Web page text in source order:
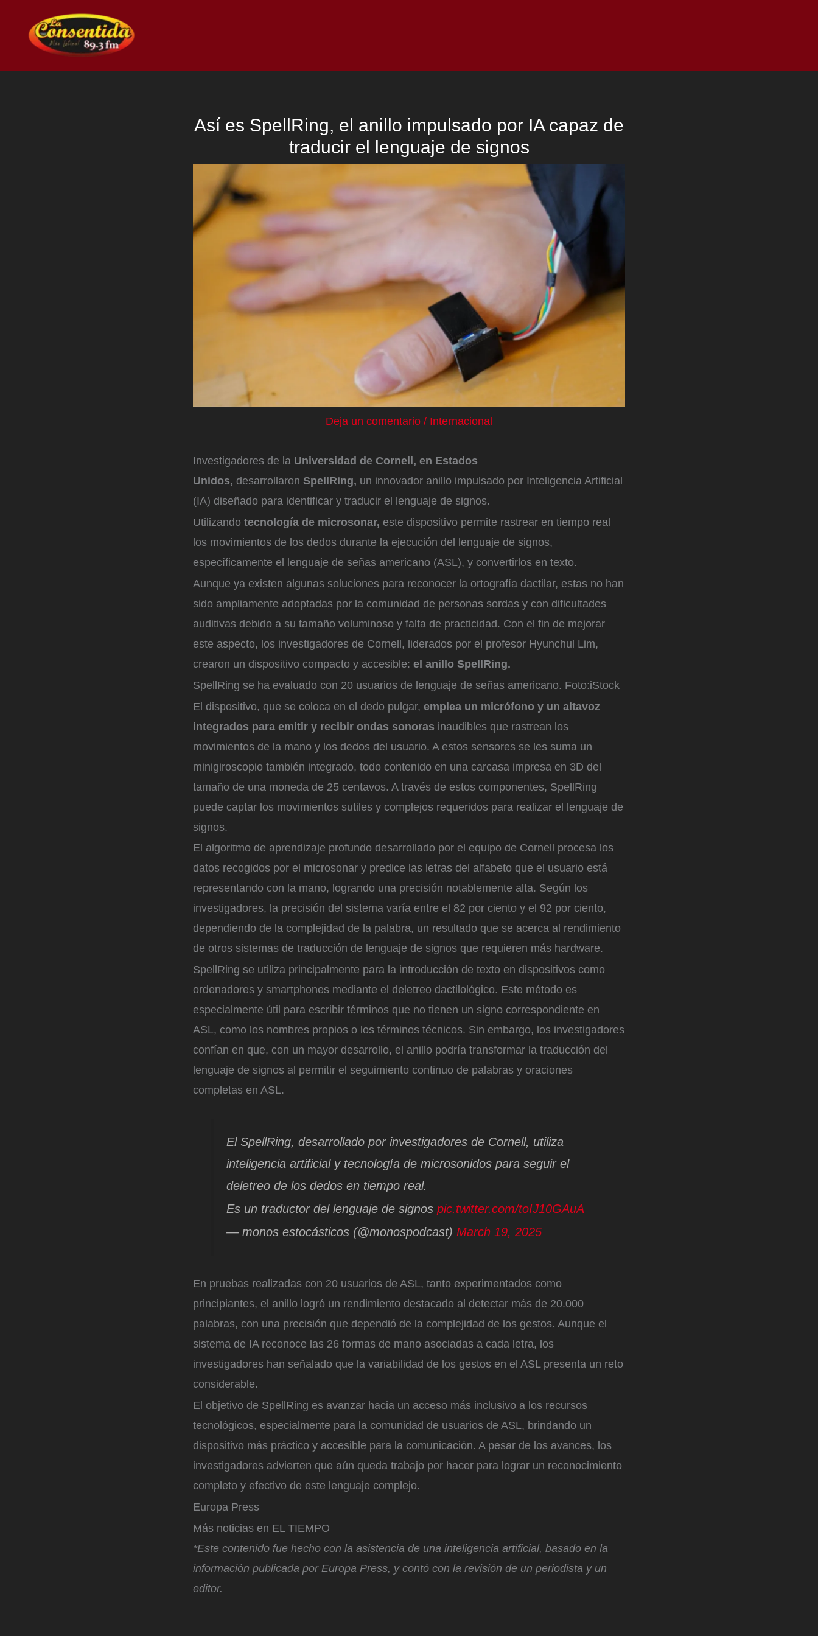
contenido
Así es SpellRing, el anillo impulsado por IA capaz de
traducir el lenguaje de signos
Deja un comentario / Internacional
Investigadores de la Universidad de Cornell, en Estados
Unidos, desarrollaron SpellRing, un innovador anillo impulsado por Inteligencia Artificial
(IA) diseñado para identificar y traducir el lenguaje de signos.
Utilizando tecnología de microsonar, este dispositivo permite rastrear en tiempo real
los movimientos de los dedos durante la ejecución del lenguaje de signos,
específicamente el lenguaje de señas americano (ASL), y convertirlos en texto.
Aunque ya existen algunas soluciones para reconocer la ortografía dactilar, estas no han
sido ampliamente adoptadas por la comunidad de personas sordas y con dificultades
auditivas debido a su tamaño voluminoso y falta de practicidad. Con el fin de mejorar
este aspecto, los investigadores de Cornell, liderados por el profesor Hyunchul Lim,
crearon un dispositivo compacto y accesible: el anillo SpellRing.
SpellRing se ha evaluado con 20 usuarios de lenguaje de señas americano. Foto:iStock
El dispositivo, que se coloca en el dedo pulgar, emplea un micrófono y un altavoz
integrados para emitir y recibir ondas sonoras inaudibles que rastrean los
movimientos de la mano y los dedos del usuario. A estos sensores se les suma un
minigiroscopio también integrado, todo contenido en una carcasa impresa en 3D del
tamaño de una moneda de 25 centavos. A través de estos componentes, SpellRing
puede captar los movimientos sutiles y complejos requeridos para realizar el lenguaje de
signos.
El algoritmo de aprendizaje profundo desarrollado por el equipo de Cornell procesa los
datos recogidos por el microsonar y predice las letras del alfabeto que el usuario está
representando con la mano, logrando una precisión notablemente alta. Según los
investigadores, la precisión del sistema varía entre el 82 por ciento y el 92 por ciento,
dependiendo de la complejidad de la palabra, un resultado que se acerca al rendimiento
de otros sistemas de traducción de lenguaje de signos que requieren más hardware.
SpellRing se utiliza principalmente para la introducción de texto en dispositivos como
ordenadores y smartphones mediante el deletreo dactilológico. Este método es
especialmente útil para escribir términos que no tienen un signo correspondiente en
ASL, como los nombres propios o los términos técnicos. Sin embargo, los investigadores
confían en que, con un mayor desarrollo, el anillo podría transformar la traducción del
lenguaje de signos al permitir el seguimiento continuo de palabras y oraciones
completas en ASL.
El SpellRing, desarrollado por investigadores de Cornell, utiliza
inteligencia artificial y tecnología de microsonidos para seguir el
deletreo de los dedos en tiempo real.
Es un traductor del lenguaje de signos pic.twitter.com/toIJ10GAuA
— monos estocásticos (@monospodcast) March 19, 2025
En pruebas realizadas con 20 usuarios de ASL, tanto experimentados como
principiantes, el anillo logró un rendimiento destacado al detectar más de 20.000
palabras, con una precisión que dependió de la complejidad de los gestos. Aunque el
sistema de IA reconoce las 26 formas de mano asociadas a cada letra, los
investigadores han señalado que la variabilidad de los gestos en el ASL presenta un reto
considerable.
El objetivo de SpellRing es avanzar hacia un acceso más inclusivo a los recursos
tecnológicos, especialmente para la comunidad de usuarios de ASL, brindando un
dispositivo más práctico y accesible para la comunicación. A pesar de los avances, los
investigadores advierten que aún queda trabajo por hacer para lograr un reconocimiento
completo y efectivo de este lenguaje complejo.
Europa Press
Más noticias en EL TIEMPO
*Este contenido fue hecho con la asistencia de una inteligencia artificial, basado en la
información publicada por Europa Press, y contó con la revisión de un periodista y un
editor.